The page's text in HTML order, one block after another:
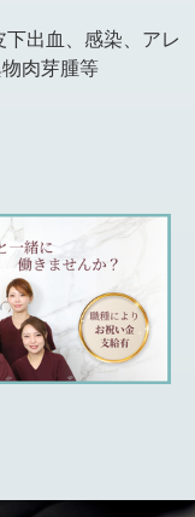
下出血、感染、アレ
肉芽腫等